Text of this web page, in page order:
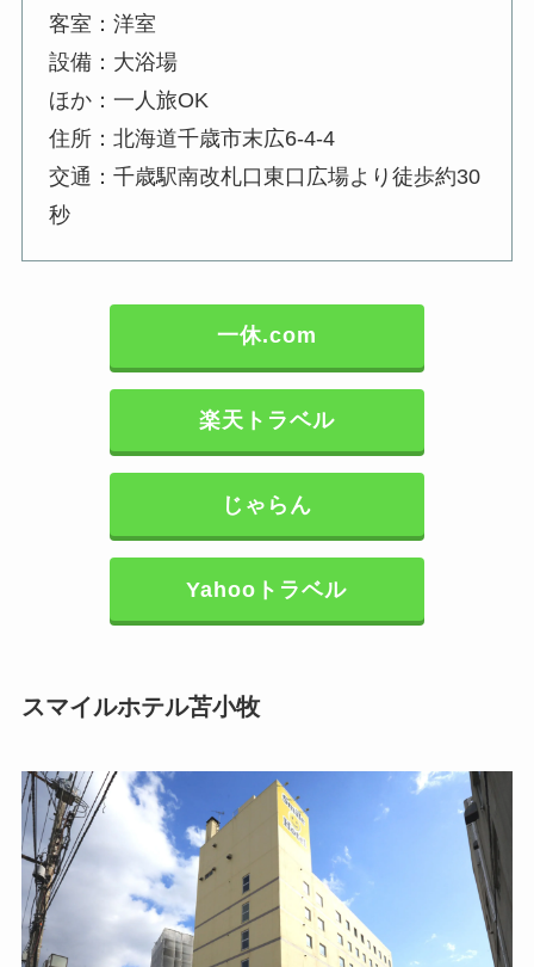
客室：洋室
設備：大浴場
ほか：一人旅OK
住所：北海道千歳市末広6-4-4
交通：千歳駅南改札口東口広場より徒歩約30
秒
一休.com
楽天トラベル
じゃらん
Yahooトラベル
スマイルホテル苫小牧